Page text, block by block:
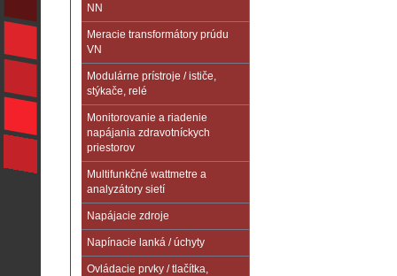
NN
Meracie transformátory prúdu
VN
Modulárne prístroje / ističe,
stýkače, relé
Monitorovanie a riadenie
napájania zdravotníckych
priestorov
Multifunkčné wattmetre a
analyzátory sietí
Napájacie zdroje
Napínacie lanká / úchyty
Ovládacie prvky / tlačítka,